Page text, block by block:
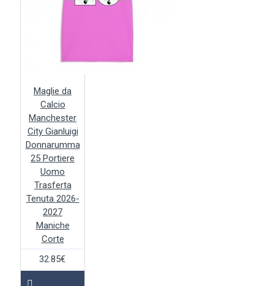
Maglie da
Calcio
Manchester
City Gianluigi
Donnarumma
25 Portiere
Uomo
Trasferta
Tenuta 2026-
2027
Maniche
Corte
32.85€